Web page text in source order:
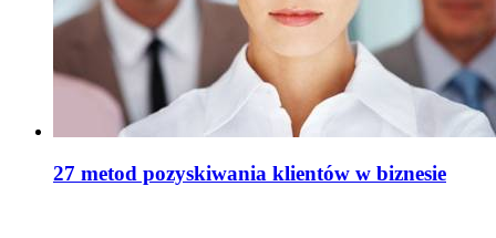
27 metod pozyskiwania klientów w biznesie